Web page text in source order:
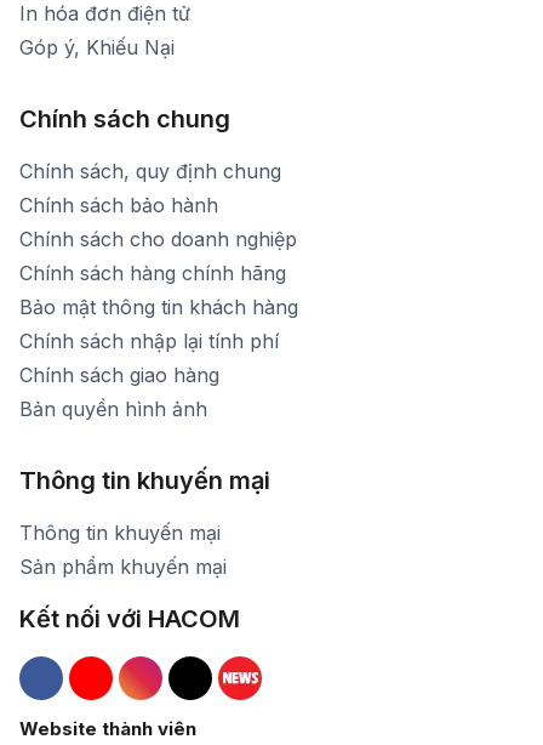
In hóa đơn điện tử
Góp ý, Khiếu Nại
Chính sách chung
Chính sách, quy định chung
Chính sách bảo hành
Chính sách cho doanh nghiệp
Chính sách hàng chính hãng
Bảo mật thông tin khách hàng
Chính sách nhập lại tính phí
Chính sách giao hàng
Bản quyền hình ảnh
Thông tin khuyến mại
Thông tin khuyến mại
Sản phẩm khuyến mại
Kết nối với HACOM
Hacom Facebook
Hacom YouTube
Hacom Instagram
Hacom TikTok
Website thành viên